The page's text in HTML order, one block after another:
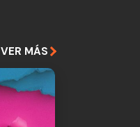
VER MÁS